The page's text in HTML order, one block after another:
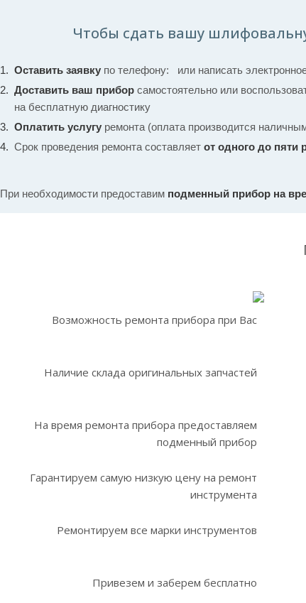
Чтобы сдать вашу
Оставить заявку по телефону:
или написать
Доставить ваш прибор самостоятельно или
на бесплатную диагностику
Оплатить услугу ремонта (оплата производится
Срок проведения ремонта составляет от одного до пяти
При необходимости предоставим подменный прибор на
Возможность ремонта прибора при Вас
Наличие склада оригинальных запчастей
На время ремонта прибора предоставляем
подменный прибор
Гарантируем самую низкую цену на ремонт
инструмента
Ремонтируем все марки инструментов
Привезем и заберем бесплатно